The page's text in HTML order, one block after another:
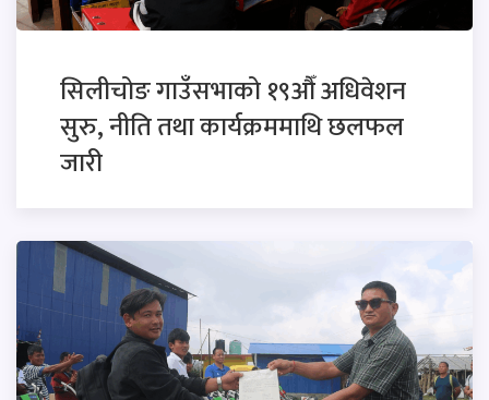
सिलीचोङ गाउँसभाको १९औँ अधिवेशन
सुरु, नीति तथा कार्यक्रममाथि छलफल
जारी